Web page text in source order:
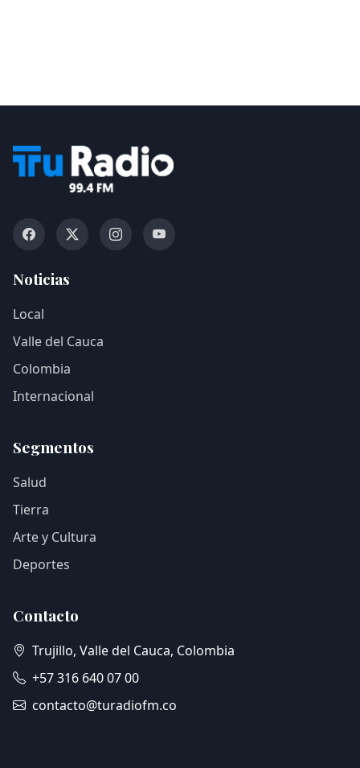
Noticias
Local
Valle del Cauca
Colombia
Internacional
Segmentos
Salud
Tierra
Arte y Cultura
Deportes
Contacto
Trujillo, Valle del Cauca, Colombia
+57 316 640 07 00
contacto@turadiofm.co